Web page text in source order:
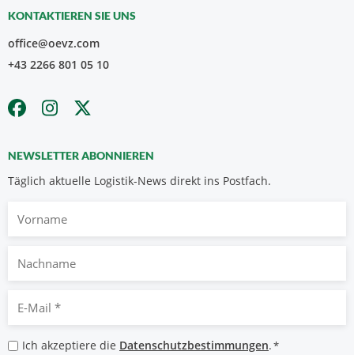
KONTAKTIEREN SIE UNS
office@oevz.com
+43 2266 801 05 10
NEWSLETTER ABONNIEREN
Täglich aktuelle Logistik-News direkt ins Postfach.
Nachname
Mail
*
Datenschutzbestimmungen
Ich akzeptiere die Datenschutzbestimmungen.*